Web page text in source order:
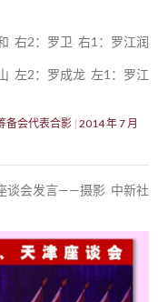
右2：罗卫 右1：罗江润
左2：罗成龙 左1：罗江
备会代表合影 2014 年 7 月
谈会发言——摄影 中新社